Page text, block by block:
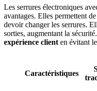
Les serrures électroniques
avantages. Elles permettent
devoir changer les serrures.
sorties, augmentant la
expérience client en évitant
Caractéristiques